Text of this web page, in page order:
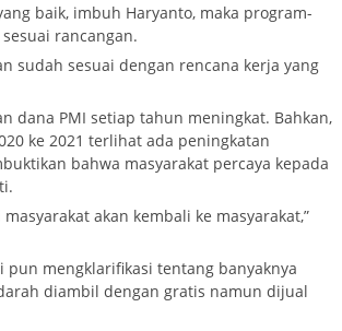
baik, imbuh Haryanto, maka program-
rancangan.
sudah sesuai dengan rencana kerja yang
dana PMI setiap tahun meningkat. Bahkan,
ke 2021 terlihat ada peningkatan
bahwa masyarakat percaya kepada
akan kembali ke masyarakat,”
pun mengklarifikasi tentang banyaknya
diambil dengan gratis namun dijual